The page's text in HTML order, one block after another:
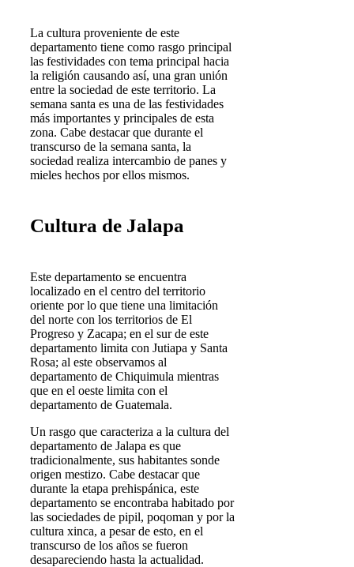
La cultura proveniente de este
departamento tiene como rasgo principal
las festividades con tema principal hacia
la religión causando así, una gran unión
entre la sociedad de este territorio. La
semana santa es una de las festividades
más importantes y principales de esta
zona. Cabe destacar que durante el
transcurso de la semana santa, la
sociedad realiza intercambio de panes y
mieles hechos por ellos mismos.
Cultura de Jalapa
Este departamento se encuentra
localizado en el centro del territorio
oriente por lo que tiene una limitación
del norte con los territorios de El
Progreso y Zacapa; en el sur de este
departamento limita con Jutiapa y Santa
Rosa; al este observamos al
departamento de Chiquimula mientras
que en el oeste limita con el
departamento de Guatemala.
Un rasgo que caracteriza a la cultura del
departamento de Jalapa es que
tradicionalmente, sus habitantes sonde
origen mestizo. Cabe destacar que
durante la etapa prehispánica, este
departamento se encontraba habitado por
las sociedades de pipil, poqoman y por la
cultura xinca, a pesar de esto, en el
transcurso de los años se fueron
desapareciendo hasta la actualidad.